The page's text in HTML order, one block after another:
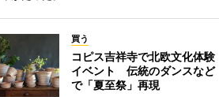
買う
コピス吉祥寺で北欧文化体験
イベント 伝統のダンスなど
で「夏至祭」再現